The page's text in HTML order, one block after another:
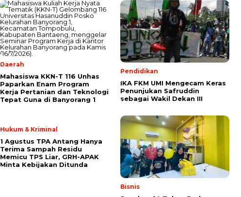
Daerah
Mahasiswa KKN-T 116 Unhas
Paparkan Enam Program
Kerja Pertanian dan Teknologi
Tepat Guna di Banyorang 1
Pendidikan
IKA FKM UMI Mengecam Keras
Penunjukan Safruddin
sebagai Wakil Dekan III
Hukum & Kriminal
1 Agustus TPA Antang Hanya
Terima Sampah Residu
Memicu TPS Liar, GRH-APAK
Minta Kebijakan Ditunda
Bisnis